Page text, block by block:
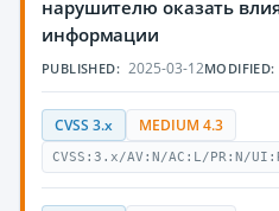
нарушителю оказать
информации
PUBLISHED: 2025-03-12MODIFIED:
CVSS 3.x MEDIUM 4.3
CVSS:3.x/AV:N/AC:L/PR:N/